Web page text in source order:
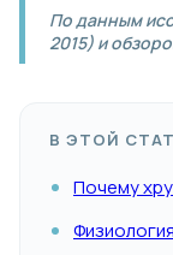
По данным
2015) и
В ЭТОЙ
Почему